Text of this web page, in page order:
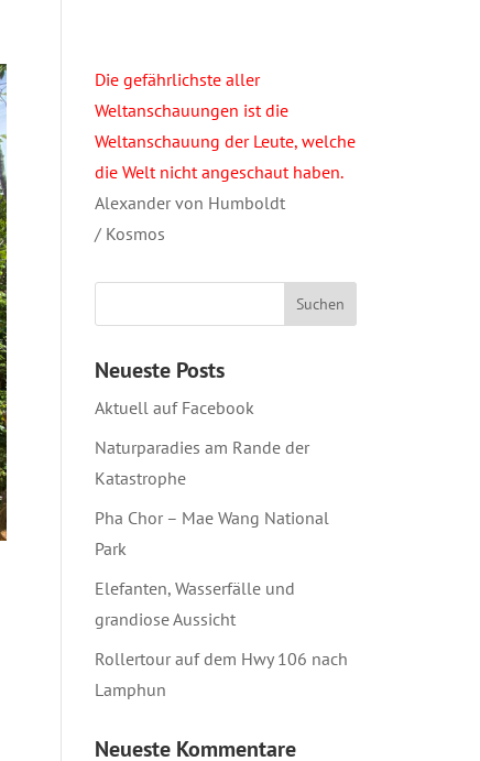
Die gefährlichste aller
Weltanschauungen ist die
Weltanschauung der Leute, welche
die Welt nicht angeschaut haben.
Alexander von Humboldt
/ Kosmos
Neueste Posts
Aktuell auf Facebook
Naturparadies am Rande der
Katastrophe
Pha Chor – Mae Wang National
Park
Elefanten, Wasserfälle und
grandiose Aussicht
Rollertour auf dem Hwy 106 nach
Lamphun
Neueste Kommentare